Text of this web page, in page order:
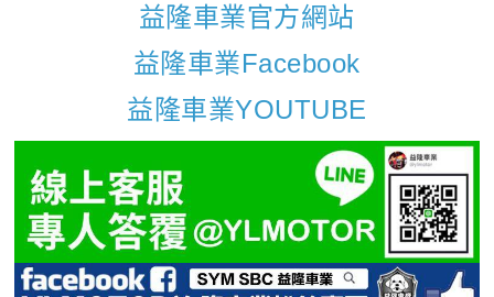
益隆車業官方網站
益隆車業Facebook
益隆車業YOUTUBE